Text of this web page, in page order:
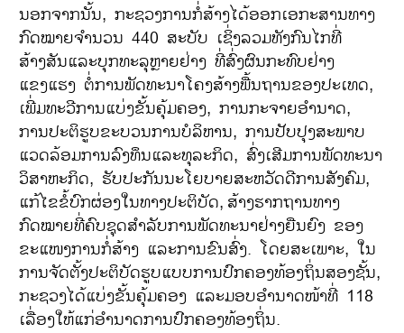
ນອກຈາກນັ້ນ, ກະຊວງການກໍ່ສ້າງໄດ້ອອກເອກະສານທາງ
ກົດໝາຍຈຳນວນ 440 ສະບັບ ເຊິ່ງລວມທັງກົນໄກທີ່
ສ້າງສັນແລະບຸກທະລຸຫຼາຍຢ່າງ ທີ່ສົ່ງຜົນກະທົບຢ່າງ
ແຂງແຮງ ຕໍ່ການພັດທະນາໂຄງສ້າງພື້ນຖານຂອງປະເທດ,
ເພີ່ມທະວີການແບ່ງຂັ້ນຄຸ້ມຄອງ, ການກະຈາຍອໍານາດ,
ການປະຕິຮູບຂະບວນການບໍລິຫານ, ການປັບປຸງສະພາບ
ແວດລ້ອມການລົງທຶນແລະທຸລະກິດ, ສົ່ງເສີມການພັດທະນາ
ວິສາຫະກິດ, ຮັບປະກັນນະໂຍບາຍສະຫວັດດີການສັງຄົມ,
ແກ້ໄຂຂໍ້ບົກຜ່ອງໃນທາງປະຕິບັດ, ສ້າງຮາກຖານທາງ
ກົດໝາຍທີ່ຄົບຊຸດສໍາລັບການພັດທະນາຢ່າງຍືນຍົງ ຂອງ
ຂະແໜງການກໍ່ສ້າງ ແລະການຂົນສົ່ງ. ໂດຍສະເພາະ, ໃນ
ການຈັດຕັ້ງປະຕິບັດຮູບແບບການປົກຄອງທ້ອງຖິ່ນສອງຊັ້ນ,
ກະຊວງໄດ້ແບ່ງຂັ້ນຄຸ້ມຄອງ ແລະມອບອຳນາດໜ້າທີ່ 118
ເລື່ອງໃຫ້ແກ່ອໍານາດການປົກຄອງທ້ອງຖິ່ນ.